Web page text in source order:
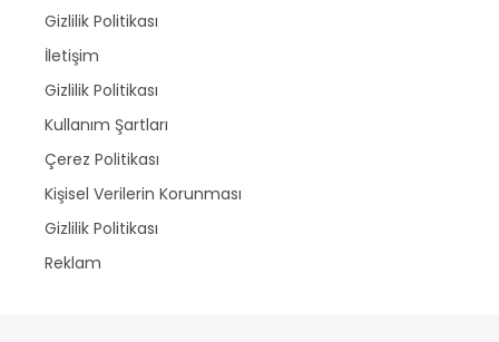
Gizlilik Politikası
İletişim
Gizlilik Politikası
Kullanım Şartları
Çerez Politikası
Kişisel Verilerin Korunması
Gizlilik Politikası
Reklam